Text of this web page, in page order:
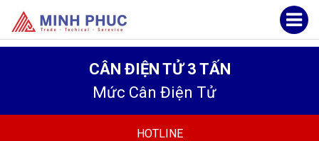
CÂN ĐIỆN TỬ 3 TẤN
Mức Cân Điện Tử
HOTLINE